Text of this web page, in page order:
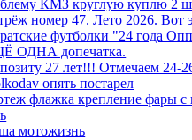
КМЗ круглую куплю 2
номер 47. Лето 2026. Вот
футболки "24 года
ОДНА допечатка.
27 лет!!! Отмечаем 24-
опять постарел
флажка крепление фары с
мотожизнь